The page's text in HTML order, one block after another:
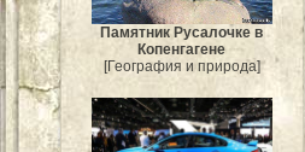
Памятник Русалочке в
Копенгагене
[География и природа]